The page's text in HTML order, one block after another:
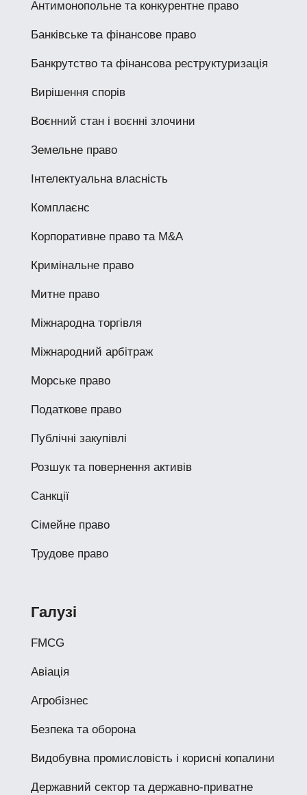
Антимонопольне та конкурентне право
Банківське та фінансове право
Банкрутство та фінансова реструктуризація
Вирішення спорів
Воєнний стан і воєнні злочини
Земельне право
Інтелектуальна власність
Комплаєнс
Корпоративне право та M&A
Кримінальне право
Митне право
Міжнародна торгівля
Міжнародний арбітраж
Морське право
Податкове право
Публічні закупівлі
Розшук та повернення активів
Санкції
Сімейне право
Трудове право
Галузі
FMCG
Авіація
Агробізнес
Безпека та оборона
Видобувна промисловість і корисні копалини
Державний сектор та державно-приватне